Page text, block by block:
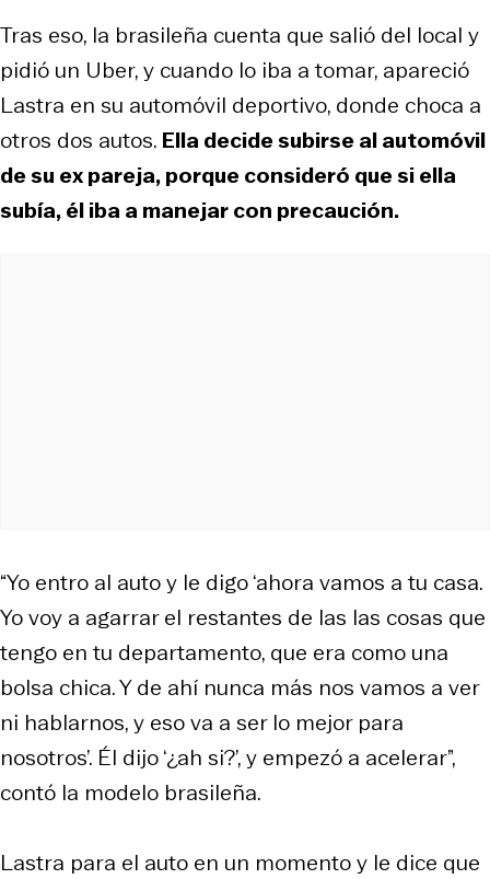
Tras eso, la brasileña cuenta que salió del local y
pidió un Uber, y cuando lo iba a tomar, apareció
Lastra en su automóvil deportivo, donde choca a
otros dos autos. Ella decide subirse al automóvil
de su ex pareja, porque consideró que si ella
subía, él iba a manejar con precaución.
“Yo entro al auto y le digo ‘ahora vamos a tu casa.
Yo voy a agarrar el restantes de las las cosas que
tengo en tu departamento, que era como una
bolsa chica. Y de ahí nunca más nos vamos a ver
ni hablarnos, y eso va a ser lo mejor para
nosotros’. Él dijo ‘¿ah si?’, y empezó a acelerar”,
contó la modelo brasileña.
Lastra para el auto en un momento y le dice que